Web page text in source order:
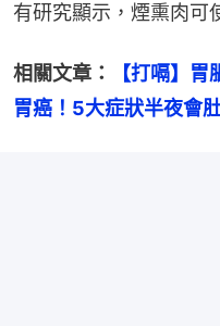
有研究顯示，煙熏肉可
相關文章：
【打嗝】
胃癌！5大症狀半夜會